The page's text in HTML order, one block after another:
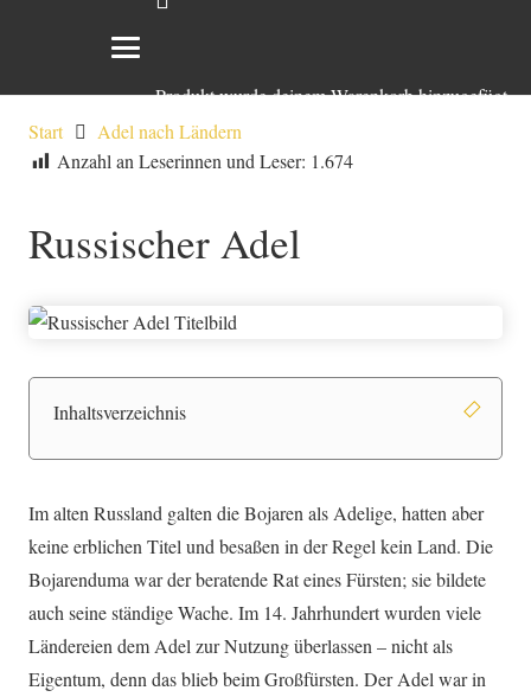
Produktwurde deinem Warenkorb hinzugefügt.
Start
Adel nach Ländern
Anzahl an Leserinnen und Leser: 1.674
Russischer Adel
Inhaltsverzeichnis
Im alten Russland galten die Bojaren als Adelige, hatten aber
keine erblichen Titel und besaßen in der Regel kein Land. Die
Bojarenduma war der beratende Rat eines Fürsten; sie bildete
auch seine ständige Wache. Im 14. Jahrhundert wurden viele
Ländereien dem Adel zur Nutzung überlassen – nicht als
Eigentum, denn das blieb beim Großfürsten. Der Adel war in